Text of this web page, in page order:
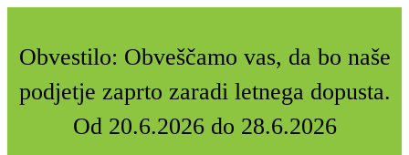
Obvestilo: Obveščamo vas, da bo naše
podjetje zaprto zaradi letnega dopusta.
Od 20.6.2026 do 28.6.2026